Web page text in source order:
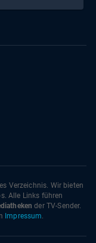
Verzeichnis. Wir bieten
Alle Links führen
der TV-Sender.
Impressum.